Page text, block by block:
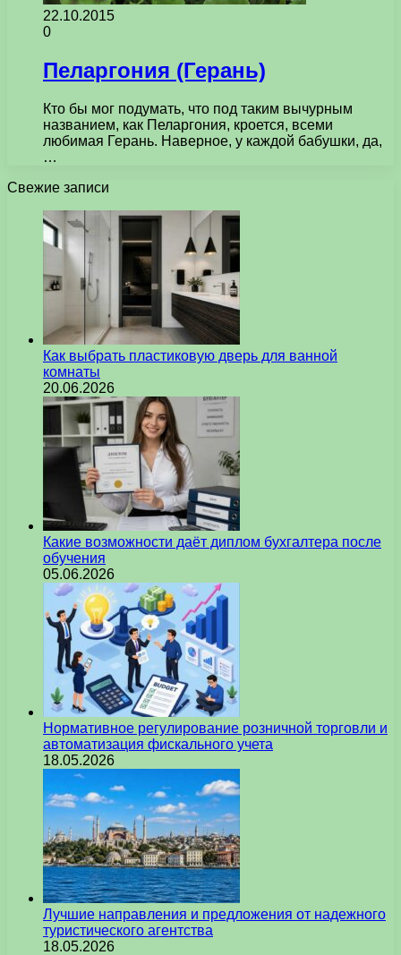
22.10.2015
0
Пеларгония (Герань)
Кто бы мог подумать, что под таким вычурным
названием, как Пеларгония, кроется, всеми
любимая Герань. Наверное, у каждой бабушки, да,
…
Свежие записи
Как выбрать пластиковую дверь для ванной
комнаты
20.06.2026
Какие возможности даёт диплом бухгалтера после
обучения
05.06.2026
Нормативное регулирование розничной торговли и
автоматизация фискального учета
18.05.2026
Лучшие направления и предложения от надежного
туристического агентства
18.05.2026